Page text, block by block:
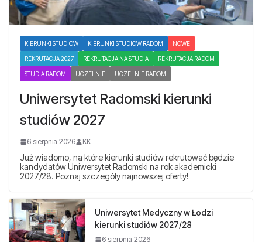
KIERUNKI STUDIÓW KIERUNKI STUDIÓW RADOM NOWE
REKRUTACJA 2027 REKRUTACJA NA STUDIA REKRUTACJA RADOM
STUDIA RADOM UCZELNIE UCZELNIE RADOM
Uniwersytet Radomski kierunki
studiów 2027
6 sierpnia 2026 KK
Już wiadomo, na które kierunki studiów rekrutować będzie
kandydatów Uniwersytet Radomski na rok akademicki
2027/28. Poznaj szczegóły najnowszej oferty!
Uniwersytet Medyczny w Łodzi
kierunki studiów 2027/28
6 sierpnia 2026